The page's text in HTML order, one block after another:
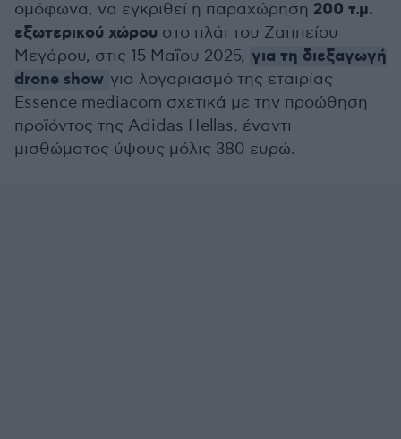
ομόφωνα, να εγκριθεί η παραχώρηση 200 τ.μ.
εξωτερικού χώρου στο πλάι του Ζαππείου
Μεγάρου, στις 15 Μαΐου 2025, για τη διεξαγωγή
drone show για λογαριασμό της εταιρίας
Essence mediacom σχετικά με την προώθηση
προϊόντος της Adidas Hellas, έναντι
μισθώματος ύψους μόλις 380 ευρώ.